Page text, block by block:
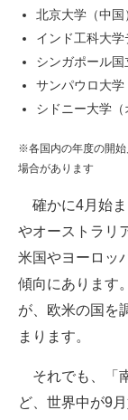
北京大学（中国
インド工科大
シンガポール
サンパウロ大学
シドニー大学
※各国内の年度の開始
場合があります
確かに4月始ま
やオーストラリ
米国やヨーロッ
傾向にあります
が、欧米の国を
まります。
それでも、「
ど、世界中が9